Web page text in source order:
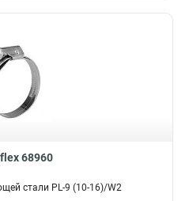
68960
стали PL-9 (10-16)/W2